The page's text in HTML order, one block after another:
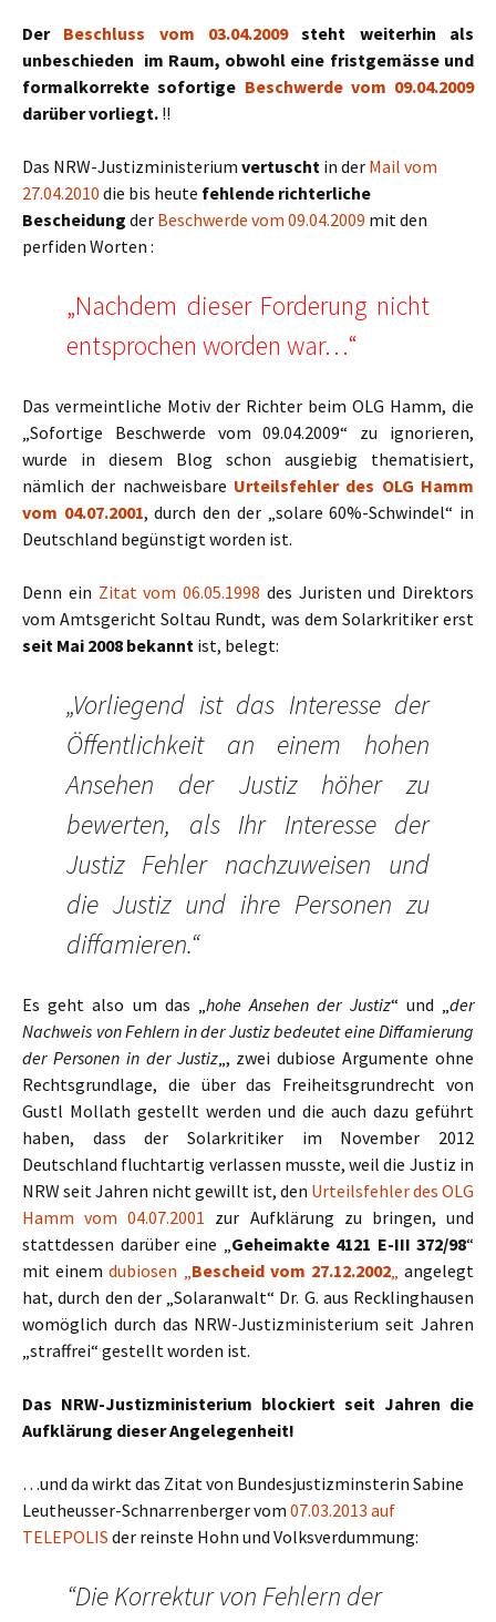
Der Beschluss vom 03.04.2009steht weiterhin als
unbeschieden im Raum, obwohl eine fristgemässe und
formalkorrekte sofortige Beschwerde vom 09.04.2009
darüber vorliegt. !!
Das NRW-Justizministerium vertuscht in der Mail vom
27.04.2010 die bis heute fehlende richterliche
Bescheidung der Beschwerde vom 09.04.2009 mit den
perfiden Worten :
„Nachdem dieser Forderung nicht
entsprochen worden war…“
Das vermeintliche Motiv der Richter beim OLG Hamm, die
„Sofortige Beschwerde vom 09.04.2009“ zu ignorieren,
wurde in diesem Blog schon ausgiebig thematisiert,
nämlich der nachweisbare Urteilsfehler des OLG Hamm
vom 04.07.2001, durch den der „solare 60%-Schwindel“ in
Deutschland begünstigt worden ist.
Denn ein Zitat vom 06.05.1998 des Juristen und Direktors
vom Amtsgericht Soltau Rundt, was dem Solarkritiker erst
seit Mai 2008 bekannt ist, belegt:
„Vorliegend ist das Interesse der
Öffentlichkeit an einem hohen
Ansehen der Justiz höher zu
bewerten, als Ihr Interesse der
Justiz Fehler nachzuweisen und
die Justiz und ihre Personen zu
diffamieren.“
Es geht also um das „ hohe Ansehen der Justiz“ und „der
Nachweis von Fehlern in der Justiz bedeutet eine Diffamierung
der Personen in der Justiz„, zwei dubiose Argumente ohne
Rechtsgrundlage, die über das Freiheitsgrundrecht von
Gustl Mollath gestellt werden und die auch dazu geführt
haben, dass der Solarkritiker im November 2012
Deutschland fluchtartig verlassen musste, weil die Justiz in
NRW seit Jahren nicht gewillt ist, den Urteilsfehler des OLG
Hamm vom 04.07.2001 zur Aufklärung zu bringen, und
stattdessen darüber eine „ Geheimakte 4121 E-III 372/98“
mit einemdubiosen „ Bescheid vom 27.12.2002„ angelegt
hat, durch den der „Solaranwalt“ Dr. G. aus Recklinghausen
womöglich durch das NRW-Justizministerium seit Jahren
„straffrei“ gestellt worden ist.
Das NRW-Justizministerium blockiert seit Jahren die
Aufklärung dieser Angelegenheit!
…und da wirkt das Zitat von Bundesjustizminsterin Sabine
Leutheusser-Schnarrenberger vom 07.03.2013 auf
TELEPOLIS der reinste Hohn und Volksverdummung:
“Die Korrektur von Fehlern der